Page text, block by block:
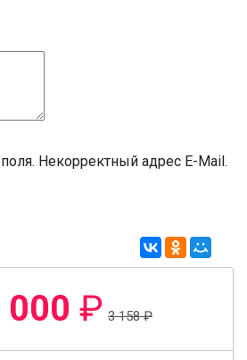
Некорректный адрес E-Mail.
000 ₽ 3 158₽